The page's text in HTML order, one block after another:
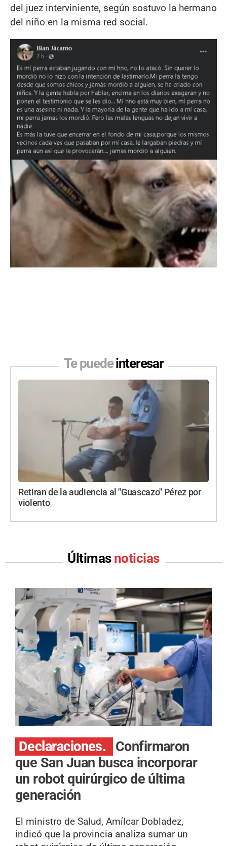
del juez interviniente, según sostuvo la hermano
del niño en la misma red social.
Te puedeinteresar
Retiran de la audiencia al "Guascazo" Pérez por
violento
Últimas noticias
Declaraciones.
Confirmaron
que San Juan busca incorporar
un robot quirúrgico de última
generación
El ministro de Salud, Amílcar Dobladez,
indicó que la provincia analiza sumar un